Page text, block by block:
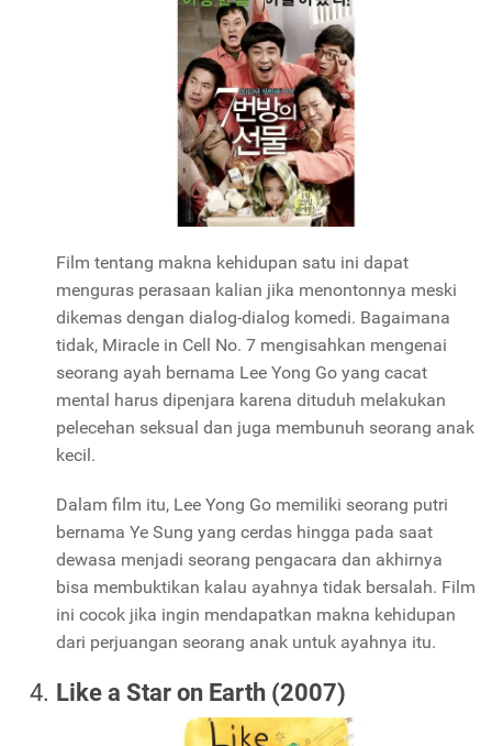
Film tentang makna kehidupan satu ini dapat
menguras perasaan kalian jika menontonnya meski
dikemas dengan dialog-dialog komedi. Bagaimana
tidak, Miracle in Cell No. 7 mengisahkan mengenai
seorang ayah bernama Lee Yong Go yang cacat
mental harus dipenjara karena dituduh melakukan
pelecehan seksual dan juga membunuh seorang anak
kecil.
Dalam film itu, Lee Yong Go memiliki seorang putri
bernama Ye Sung yang cerdas hingga pada saat
dewasa menjadi seorang pengacara dan akhirnya
bisa membuktikan kalau ayahnya tidak bersalah. Film
ini cocok jika ingin mendapatkan makna kehidupan
dari perjuangan seorang anak untuk ayahnya itu.
Like a Star on Earth (2007)